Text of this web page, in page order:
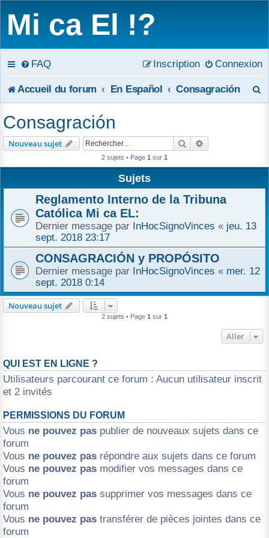
Mi ca El !?
FAQ Connexion
Inscription
Accueil du forum En Español Consagración
Consagración
Nouveau sujet Rechercher
2 sujets • Page 1 sur 1
Sujets
Reglamento Interno de la Tribuna
Católica Mi ca EL:
Dernier message par InHocSignoVinces « jeu. 13
sept. 2018 23:17
CONSAGRACIÓN y PROPÓSITO
Dernier message par InHocSignoVinces « mer. 12
sept. 2018 0:14
Nouveau sujet
2 sujets • Page 1 sur 1
Aller
QUI EST EN LIGNE ?
Utilisateurs parcourant ce forum : Aucun utilisateur inscrit
et 2 invités
PERMISSIONS DU FORUM
Vous ne pouvez pas publier de nouveaux sujets dans ce
forum
Vous ne pouvez pas répondre aux sujets dans ce forum
Vous ne pouvez pas modifier vos messages dans ce
forum
Vous ne pouvez pas supprimer vos messages dans ce
forum
Vous ne pouvez pas transférer de pièces jointes dans ce
forum